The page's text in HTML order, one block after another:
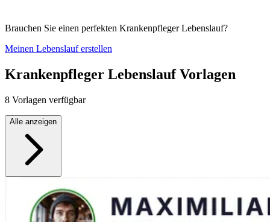
Brauchen Sie einen perfekten Krankenpfleger Lebenslauf?
Meinen Lebenslauf erstellen
Krankenpfleger Lebenslauf Vorlagen
8 Vorlagen verfügbar
Alle anzeigen